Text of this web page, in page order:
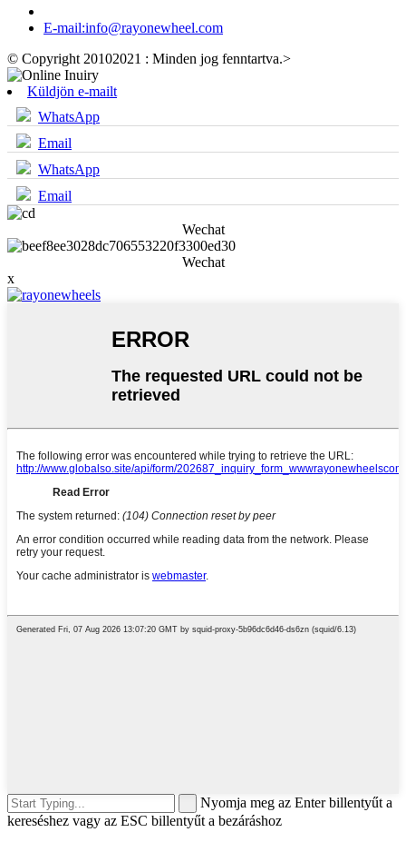
E-mail:info@rayonewheel.com
© Copyright 20102021 : Minden jog fenntartva.>
Küldjön e-mailt
WhatsApp
Email
WhatsApp
Email
Wechat
Wechat
x
Nyomja meg az Enter billentyűt a
kereséshez vagy az ESC billentyűt a bezáráshoz